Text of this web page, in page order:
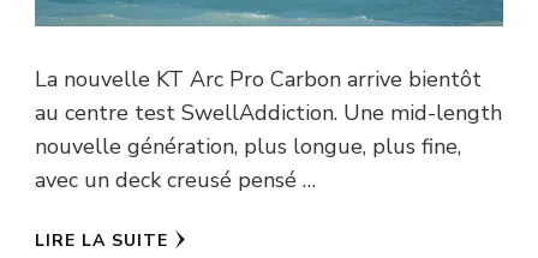
La nouvelle KT Arc Pro Carbon arrive bientôt
au centre test SwellAddiction. Une mid-length
nouvelle génération, plus longue, plus fine,
avec un deck creusé pensé …
LIRE LA SUITE